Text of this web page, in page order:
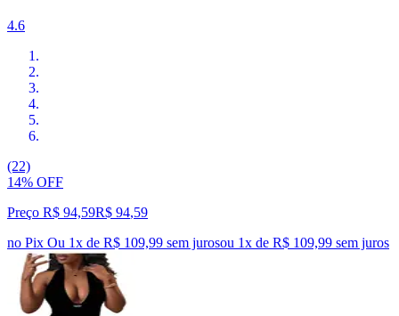
4.6
(22)
14% OFF
Preço R$ 94,59R$ 94,59
no Pix Ou 1x de R$ 109,99 sem jurosou 1x de R$ 109,99 sem juros